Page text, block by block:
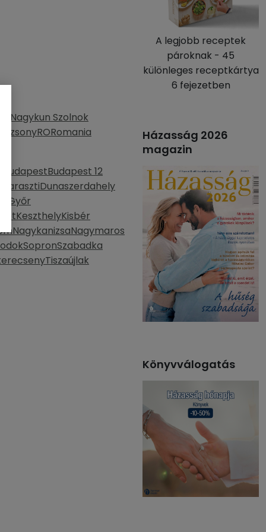
Nagykun Szolnok
PozsonyRORomania
BudapestBudapest 12
Dunaszerdahely
Győr
KeszthelyKisbér
NagykanizsaNagymaros
SopronSzabadka
Tiszaújlak
A legjobb receptek
pároknak - 45
különleges receptkártya
6 fejezetben
Házasság 2026
magazin
Könyvválogatás